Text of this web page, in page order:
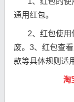
通用红包。
2、红包使
废。3、红包查
款等具体规则适
淘